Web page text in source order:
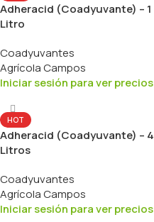
Adheracid (Coadyuvante) – 1
Litro
Coadyuvantes
Agrícola Campos
Iniciar sesión para ver precios
HOT
Adheracid (Coadyuvante) – 4
Litros
Coadyuvantes
Agrícola Campos
Iniciar sesión para ver precios